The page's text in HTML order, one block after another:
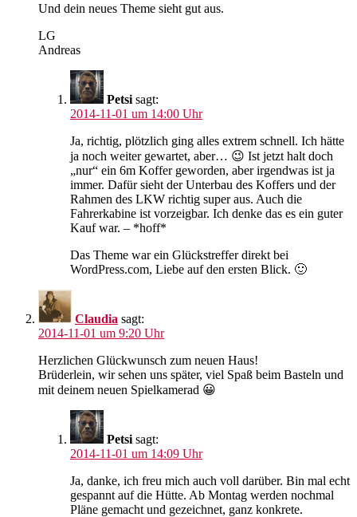
Und dein neues Theme sieht gut aus.
LG
Andreas
Petsi sagt:
2014-11-01 um 14:00 Uhr
Ja, richtig, plötzlich ging alles extrem schnell. Ich hätte
ja noch weiter gewartet, aber… 😉 Ist jetzt halt doch
„nur“ ein 6m Koffer geworden, aber irgendwas ist ja
immer. Dafür sieht der Unterbau des Koffers und der
Rahmen des LKW richtig super aus. Auch die
Fahrerkabine ist vorzeigbar. Ich denke das es ein guter
Kauf war. – *hoff*
Das Theme war ein Glückstreffer direkt bei
WordPress.com, Liebe auf den ersten Blick. 🙂
Claudia sagt:
2014-11-01 um 9:20 Uhr
Herzlichen Glückwunsch zum neuen Haus!
Brüderlein, wir sehen uns später, viel Spaß beim Basteln und
mit deinem neuen Spielkamerad 😀
Petsi sagt:
2014-11-01 um 14:09 Uhr
Ja, danke, ich freu mich auch voll darüber. Bin mal echt
gespannt auf die Hütte. Ab Montag werden nochmal
Pläne gemacht und gezeichnet, ganz konkrete.